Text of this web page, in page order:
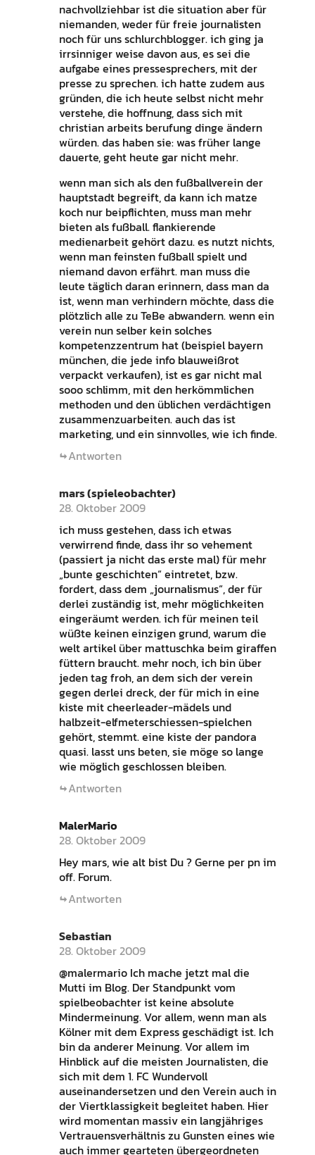
nachvollziehbar ist die situation aber für
niemanden, weder für freie journalisten
noch für uns schlurchblogger. ich ging ja
irrsinniger weise davon aus, es sei die
aufgabe eines pressesprechers, mit der
presse zu sprechen. ich hatte zudem aus
gründen, die ich heute selbst nicht mehr
verstehe, die hoffnung, dass sich mit
christian arbeits berufung dinge ändern
würden. das haben sie: was früher lange
dauerte, geht heute gar nicht mehr.
wenn man sich als den fußballverein der
hauptstadt begreift, da kann ich matze
koch nur beipflichten, muss man mehr
bieten als fußball. flankierende
medienarbeit gehört dazu. es nutzt nichts,
wenn man feinsten fußball spielt und
niemand davon erfährt. man muss die
leute täglich daran erinnern, dass man da
ist, wenn man verhindern möchte, dass die
plötzlich alle zu TeBe abwandern. wenn ein
verein nun selber kein solches
kompetenzzentrum hat (beispiel bayern
münchen, die jede info blauweißrot
verpackt verkaufen), ist es gar nicht mal
sooo schlimm, mit den herkömmlichen
methoden und den üblichen verdächtigen
zusammenzuarbeiten. auch das ist
marketing, und ein sinnvolles, wie ich finde.
Antworten
mars (spieleobachter)
28. Oktober 2009
ich muss gestehen, dass ich etwas
verwirrend finde, dass ihr so vehement
(passiert ja nicht das erste mal) für mehr
„bunte geschichten“ eintretet, bzw.
fordert, dass dem „journalismus“, der für
derlei zuständig ist, mehr möglichkeiten
eingeräumt werden. ich für meinen teil
wüßte keinen einzigen grund, warum die
welt artikel über mattuschka beim giraffen
füttern braucht. mehr noch, ich bin über
jeden tag froh, an dem sich der verein
gegen derlei dreck, der für mich in eine
kiste mit cheerleader-mädels und
halbzeit-elfmeterschiessen-spielchen
gehört, stemmt. eine kiste der pandora
quasi. lasst uns beten, sie möge so lange
wie möglich geschlossen bleiben.
Antworten
MalerMario
28. Oktober 2009
Hey mars, wie alt bist Du ? Gerne per pn im
off. Forum.
Antworten
Sebastian
28. Oktober 2009
@malermario Ich mache jetzt mal die
Mutti im Blog. Der Standpunkt vom
spielbeobachter ist keine absolute
Mindermeinung. Vor allem, wenn man als
Kölner mit dem Express geschädigt ist. Ich
bin da anderer Meinung. Vor allem im
Hinblick auf die meisten Journalisten, die
sich mit dem 1. FC Wundervoll
auseinandersetzen und den Verein auch in
der Viertklassigkeit begleitet haben. Hier
wird momentan massiv ein langjähriges
Vertrauensverhältnis zu Gunsten eines wie
auch immer gearteten übergeordneten